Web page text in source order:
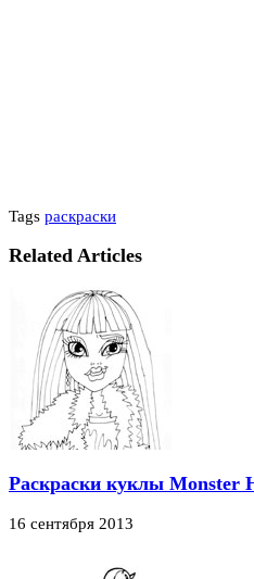
Tags раскраски
Related Articles
Раскраски куклы Monster
16 сентября 2013